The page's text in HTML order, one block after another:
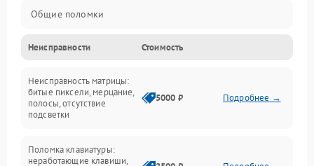
Общие поломки
Устройства
Программные ошибки
Электрические и системные сбои
Интерфейсные проблемы
Неисправности Стоимость
Неисправность матрицы:
битые пиксели, мерцание,
полосы, отсутствие
подсветки
5000 ₽ Подробнее →
Поломка клавиатуры:
неработающие клавиши,